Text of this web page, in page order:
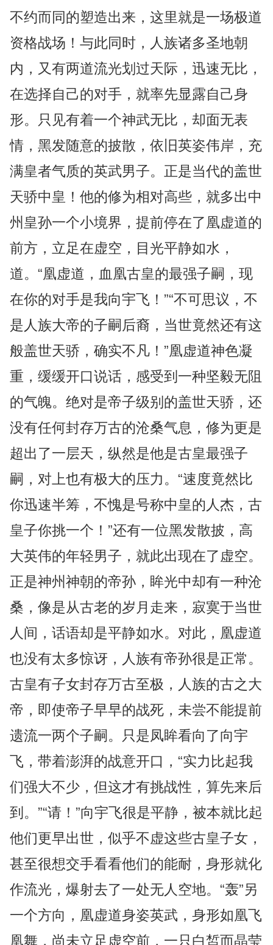
不约而同的塑造出来，这里就是一场极道
资格战场！与此同时，人族诸多圣地朝
内，又有两道流光划过天际，迅速无比，
在选择自己的对手，就率先显露自己身
形。只见有着一个神武无比，却面无表
情，黑发随意的披散，依旧英姿伟岸，充
满皇者气质的英武男子。正是当代的盖世
天骄中皇！他的修为相对高些，就多出中
州皇孙一个小境界，提前停在了凰虚道的
前方，立足在虚空，目光平静如水，
道。“凰虚道，血凰古皇的最强子嗣，现
在你的对手是我向宇飞！”“不可思议，不
是人族大帝的子嗣后裔，当世竟然还有这
般盖世天骄，确实不凡！”凰虚道神色凝
重，缓缓开口说话，感受到一种坚毅无阻
的气魄。绝对是帝子级别的盖世天骄，还
没有任何封存万古的沧桑气息，修为更是
超出了一层天，纵然是他是古皇最强子
嗣，对上也有极大的压力。“速度竟然比
你迅速半筹，不愧是号称中皇的人杰，古
皇子你挑一个！”还有一位黑发散披，高
大英伟的年轻男子，就此出现在了虚空。
正是神州神朝的帝孙，眸光中却有一种沧
桑，像是从古老的岁月走来，寂寞于当世
人间，话语却是平静如水。对此，凰虚道
也没有太多惊讶，人族有帝孙很是正常。
古皇有子女封存万古至极，人族的古之大
帝，即使帝子早早的战死，未尝不能提前
遗流一两个子嗣。只是凤眸看向了向宇
飞，带着澎湃的战意开口，“实力比起我
们强大不少，但这才有挑战性，算先来后
到。”“请！”向宇飞很是平静，被本就比起
他们更早出世，似乎不虚这些古皇子女，
甚至很想交手看看他们的能耐，身形就化
作流光，爆射去了一处无人空地。“轰”另
一个方向，凰虚道身姿英武，身形如凰飞
凰舞，尚未立足虚空前，一只白皙而晶莹